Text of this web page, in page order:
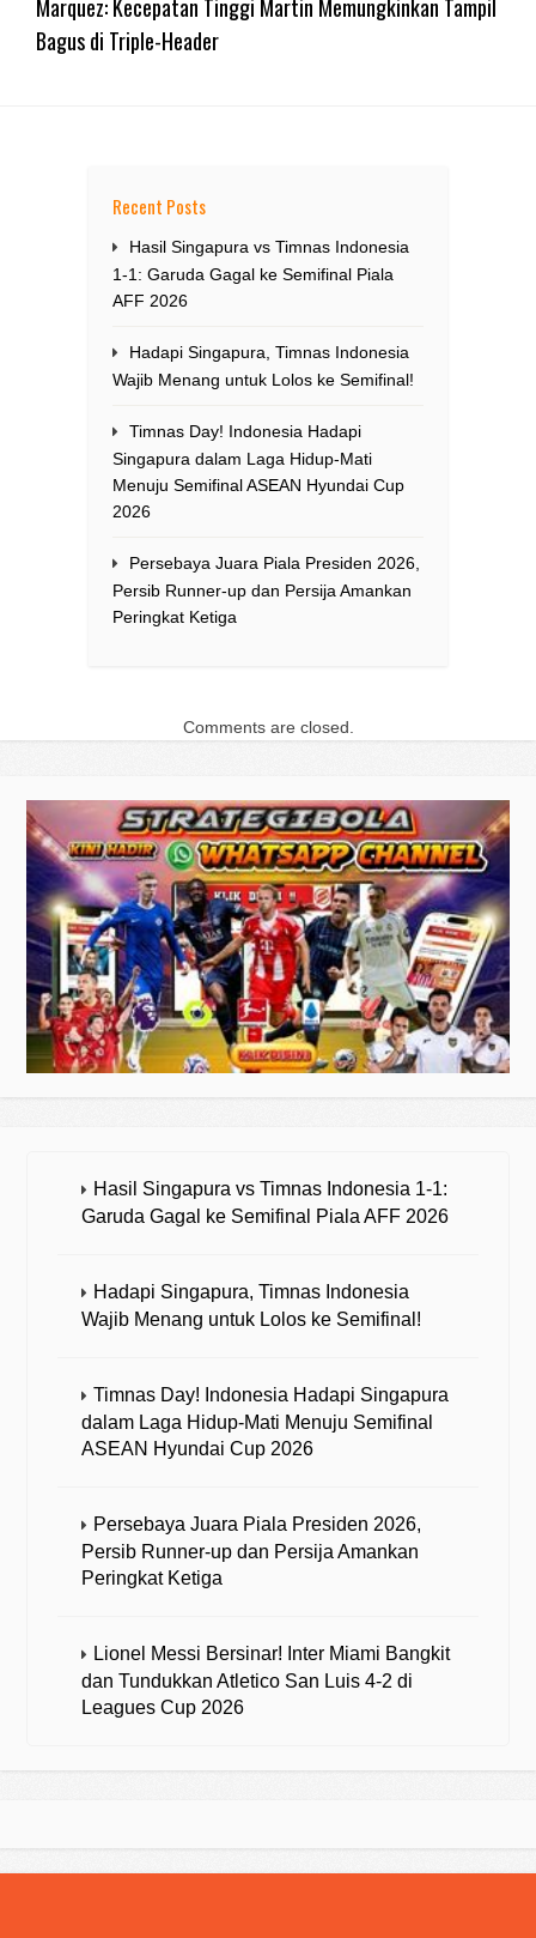
Marquez: Kecepatan Tinggi Martin Memungkinkan Tampil
Bagus di Triple-Header
Recent Posts
Hasil Singapura vs Timnas Indonesia
1-1: Garuda Gagal ke Semifinal Piala
AFF 2026
Hadapi Singapura, Timnas Indonesia
Wajib Menang untuk Lolos ke Semifinal!
Timnas Day! Indonesia Hadapi
Singapura dalam Laga Hidup-Mati
Menuju Semifinal ASEAN Hyundai Cup
2026
Persebaya Juara Piala Presiden 2026,
Persib Runner-up dan Persija Amankan
Peringkat Ketiga
Comments are closed.
Hasil Singapura vs Timnas Indonesia 1-1:
Garuda Gagal ke Semifinal Piala AFF 2026
Hadapi Singapura, Timnas Indonesia
Wajib Menang untuk Lolos ke Semifinal!
Timnas Day! Indonesia Hadapi Singapura
dalam Laga Hidup-Mati Menuju Semifinal
ASEAN Hyundai Cup 2026
Persebaya Juara Piala Presiden 2026,
Persib Runner-up dan Persija Amankan
Peringkat Ketiga
Lionel Messi Bersinar! Inter Miami Bangkit
dan Tundukkan Atletico San Luis 4-2 di
Leagues Cup 2026